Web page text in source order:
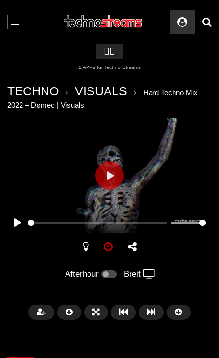
🏳️‍🌈
2 APPs für Techno Streams
TECHNO VISUALS
Hard Techno Mix
2022 – Dømec | Visuals
PLAY
Afterhour Breit